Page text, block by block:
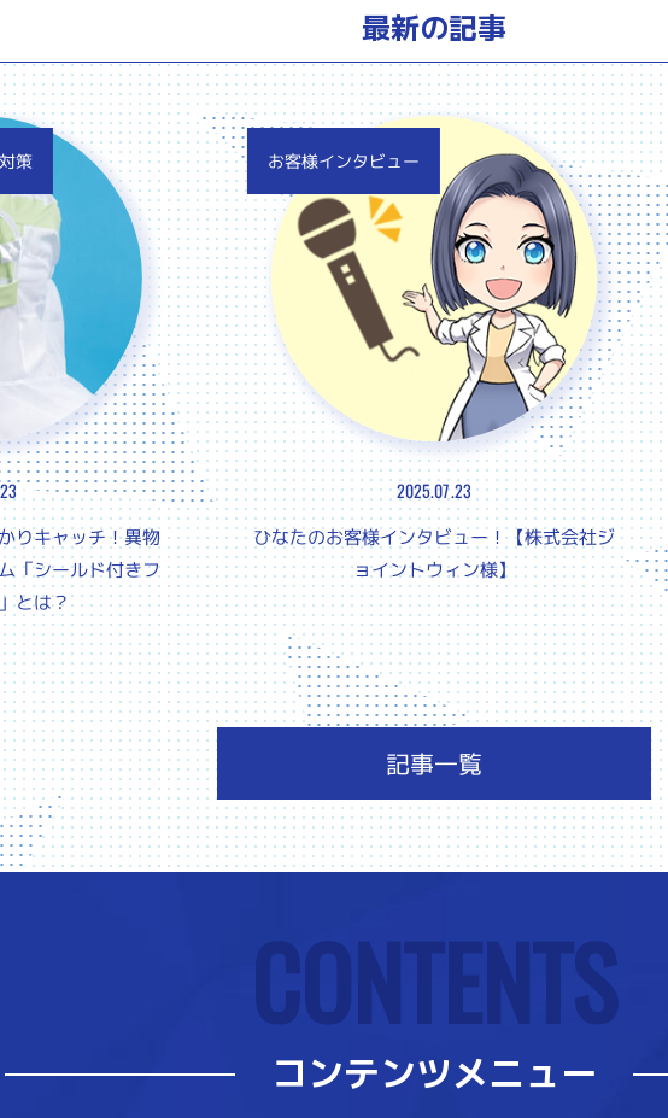
最新の記事
りキャッチ！異物
「シールド付きフ
とは？
策
2025.07.23
ひなたのお客様インタビュー！【株式会社ジ
ョイントウィン様】
お客様インタビュー
記事一覧
CONTENTS
コンテンツメニュー